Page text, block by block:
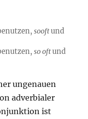
sooftund
so oftund
ungenauen
adverbialer
ist